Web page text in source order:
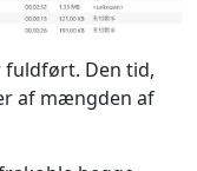
fuldført. Den tid,
af mængden af